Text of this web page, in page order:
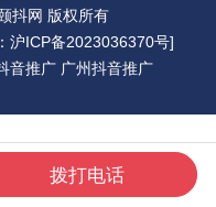
抖网 版权所有
沪ICP备2023036370号]
音推广 广州抖音推广
拨打电话